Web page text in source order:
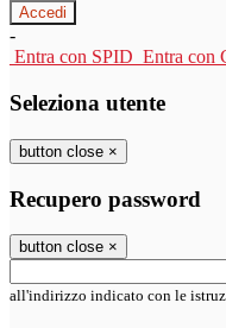
-
Entra con SPID Entra con
Seleziona utente
button close ×
Recupero password
button close ×
all'indirizzo indicato con le